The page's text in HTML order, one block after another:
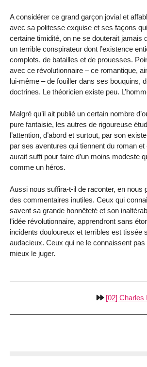
A considérer ce grand garçon jovial et
avec sa politesse exquise et ses façons
certaine timidité, on ne se douterait jamais
un terrible conspirateur dont l’existence
complots, de batailles et de prouesses.
avec ce révolutionnaire – ce romantique,
lui-même – de fouiller dans ses bouquins,
doctrines. Le théoricien existe peu.
Malgré qu’il ait publié un certain nombre
pure fantaisie, les autres de rigoureuse
l’attention, d’abord et surtout, par son
par ses aventures qui tiennent du roman et
aurait suffi pour faire d’un moins modeste
comme un héros.
Aussi nous suffira-t-il de raconter, en nous
des commentaires inutiles. Ceux qui
savent sa grande honnêteté et son
l’idée révolutionnaire, apprendront sans
incidents douloureux et terribles est tissée
audacieux. Ceux qui ne le connaissent pas
mieux le juger.
[02] Charles